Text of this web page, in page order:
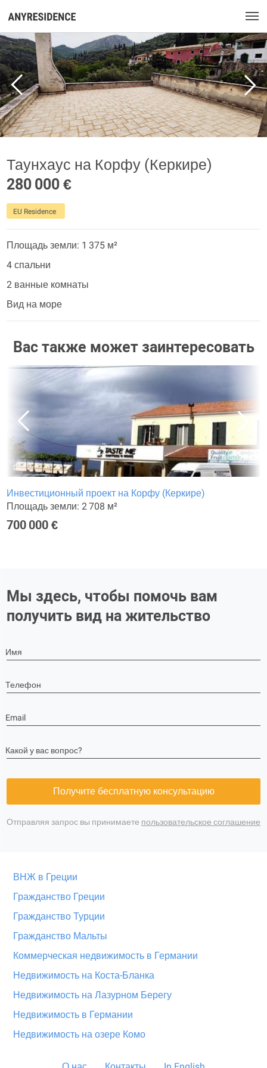
Таунхаус на Корфу (Керкире)
280 000 €
EU Residence
Площадь земли: 1 375 м²
4 спальни
2 ванные комнаты
Вид на море
Вас также может заинтересовать
Инвестиционный проект на Корфу (Керкире)
Площадь земли: 2 708 м²
700 000 €
Мы здесь, чтобы помочь вам
получить вид на жительство
Имя
Телефон
Email
Какой у вас вопрос?
Получите бесплатную консультацию
Отправляя запрос вы принимаете пользовательское соглашение
ВНЖ в Греции
Гражданство Греции
Гражданство Турции
Гражданство Мальты
Коммерческая недвижимость в Германии
Недвижимость на Коста-Бланка
Недвижимость на Лазурном Берегу
Недвижимость в Германии
Недвижимость на озере Комо